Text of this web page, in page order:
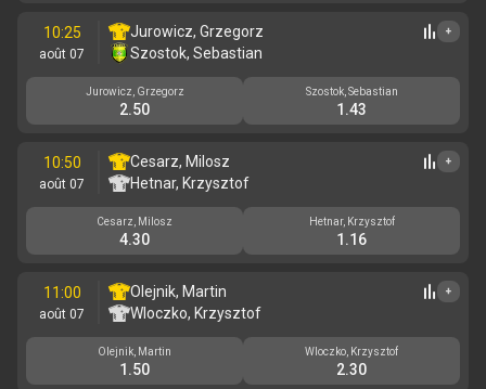
10:25
août 07
Jurowicz, Grzegorz
Szostok, Sebastian
+
Jurowicz, Grzegorz
2.50
Szostok, Sebastian
1.43
10:50
août 07
Cesarz, Milosz
Hetnar, Krzysztof
+
Cesarz, Milosz
4.30
Hetnar, Krzysztof
1.16
11:00
août 07
Olejnik, Martin
Wloczko, Krzysztof
+
Olejnik, Martin
1.50
Wloczko, Krzysztof
2.30